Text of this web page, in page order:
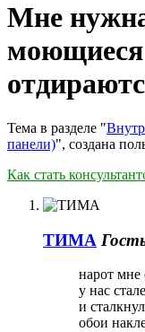
Мне
моющиеся
Тема в разделе "
панели)", создана
Как стать
ТИМА
нарот
у нас
и
обои